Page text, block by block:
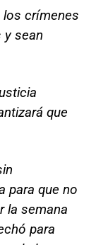
los crímenes
y sean
que
para que no
la semana
para